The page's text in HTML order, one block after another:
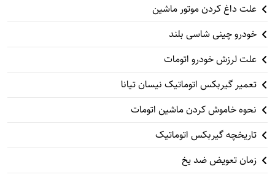
علت داغ کردن موتور ماشین
خودرو چینی شاسی بلند
علت لرزش خودرو اتومات
تعمیر گیربکس اتوماتیک نیسان تیانا
نحوه خاموش کردن ماشین اتومات
تاریخچه گیربکس اتوماتیک
زمان تعویض ضد یخ